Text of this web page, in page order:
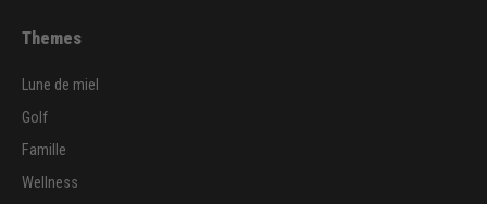
Themes
Lune de miel
Golf
Famille
Wellness